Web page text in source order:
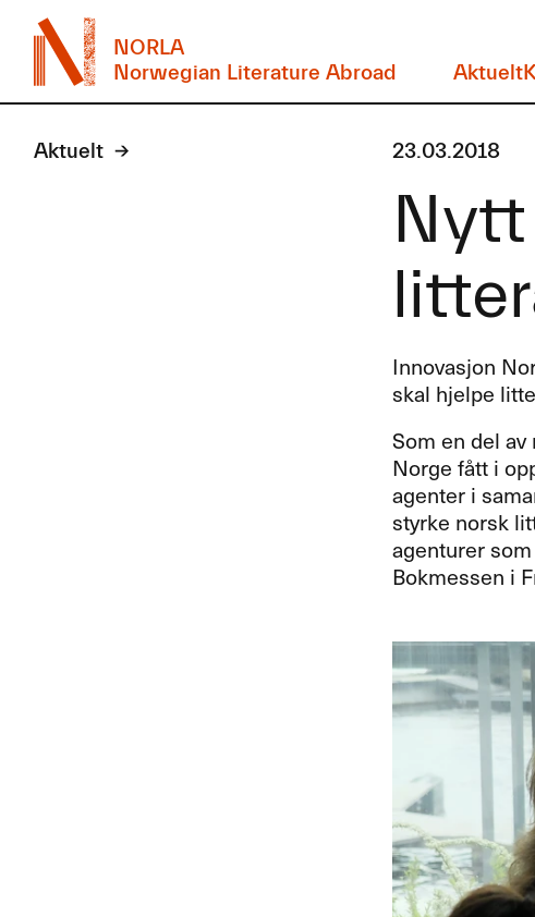
NORLA
Norwegian Literature Abroad
Aktuelt
Aktuelt 23.03.2018
Innovasjon
skal hjelpe
Som en del
Norge fått i
agenter i
styrke norsk
agenturer
Bokmessen i